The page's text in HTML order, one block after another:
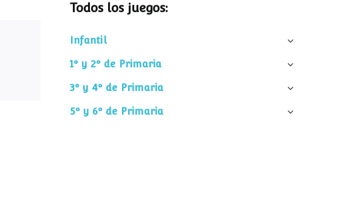
Todos los juegos:
Infantil
1º y 2º de Primaria
3º y 4º de Primaria
5º y 6º de Primaria